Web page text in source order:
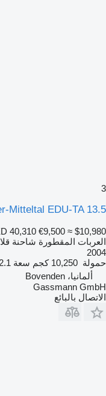
3
Mitteltal EDU-TA 13.5
40,310 €9,500 ≈ $10,980
العربات المقطورة شاحنة
2004
حمولة 10,250 كجم سعة
ألمانيا، Bovenden
Gassmann GmbH
الاتصال بالبائع